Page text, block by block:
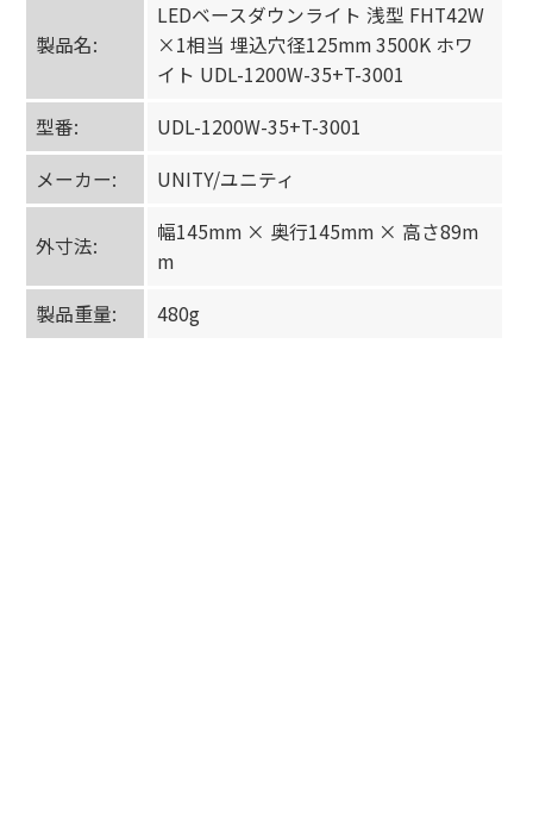
製品名:
LEDベースダウンライト 浅型 FHT42W
×1相当 埋込穴径125mm 3500K ホワ
イト UDL-1200W-35+T-3001
型番:
UDL-1200W-35+T-3001
メーカー:
UNITY/ユニティ
外寸法:
幅145mm × 奥行145mm × 高さ89m
m
製品重量:
480g